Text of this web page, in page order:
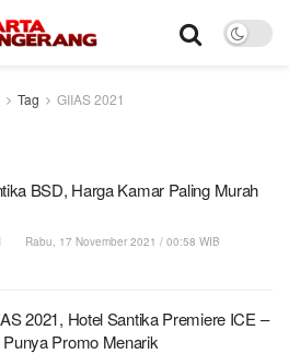
Tag GIIAS 2021
BSD, Harga Kamar Paling Murah
Rabu, 17 November 2021 / 00:58 WIB
2021, Hotel Santika Premiere ICE –
Promo Menarik